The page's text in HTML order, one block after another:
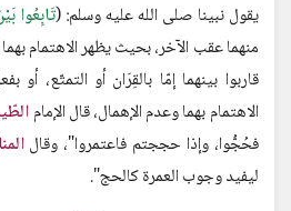
يقول نبينا صلى الله عليه وسلم: (تَابِعُوا
منهما عقب الآخر، بحيث يظهر الاهتمام
قاربوا بينهما إمّا بالقِرَان أو التمتّع، أو
الاهتمام بهما وعدم الإهمال، قال الإمام
فحُجُّوا، وإذا حججتم فاعتمروا"، وقال
ليفيد وجوب العمرة كالحج".